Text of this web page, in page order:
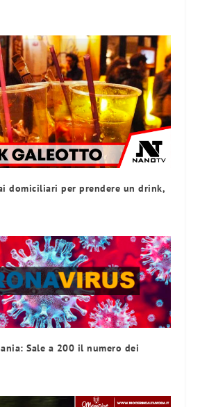
domiciliari per prendere un drink,
Sale a 200 il numero dei